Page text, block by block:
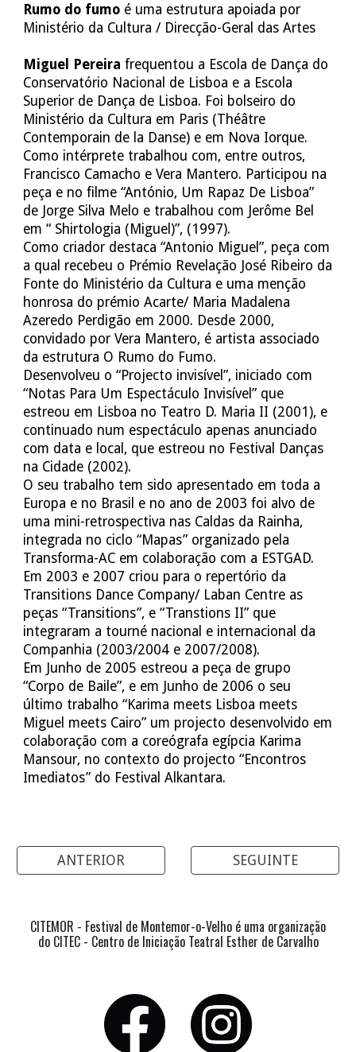
Rumo do fumo é uma estrutura apoiada por
Ministério da Cultura / Direcção-Geral das Artes
Miguel Pereira frequentou a Escola de Dança do
Conservatório Nacional de Lisboa e a Escola
Superior de Dança de Lisboa. Foi bolseiro do
Ministério da Cultura em Paris (Théâtre
Contemporain de la Danse) e em Nova Iorque.
Como intérprete trabalhou com, entre outros,
Francisco Camacho e Vera Mantero. Participou na
peça e no filme “António, Um Rapaz De Lisboa”
de Jorge Silva Melo e trabalhou com Jerôme Bel
em “ Shirtologia (Miguel)”, (1997).
Como criador destaca “Antonio Miguel”, peça com
a qual recebeu o Prémio Revelação José Ribeiro da
Fonte do Ministério da Cultura e uma menção
honrosa do prémio Acarte/ Maria Madalena
Azeredo Perdigão em 2000. Desde 2000,
convidado por Vera Mantero, é artista associado
da estrutura O Rumo do Fumo.
Desenvolveu o “Projecto invisível”, iniciado com
“Notas Para Um Espectáculo Invisível” que
estreou em Lisboa no Teatro D. Maria II (2001), e
continuado num espectáculo apenas anunciado
com data e local, que estreou no Festival Danças
na Cidade (2002).
O seu trabalho tem sido apresentado em toda a
Europa e no Brasil e no ano de 2003 foi alvo de
uma mini-retrospectiva nas Caldas da Rainha,
integrada no ciclo “Mapas” organizado pela
Transforma-AC em colaboração com a ESTGAD.
Em 2003 e 2007 criou para o repertório da
Transitions Dance Company/ Laban Centre as
peças “Transitions”, e “Transtions II” que
integraram a tourné nacional e internacional da
Companhia (2003/2004 e 2007/2008).
Em Junho de 2005 estreou a peça de grupo
“Corpo de Baile”, e em Junho de 2006 o seu
último trabalho “Karima meets Lisboa meets
Miguel meets Cairo” um projecto desenvolvido em
colaboração com a coreógrafa egípcia Karima
Mansour, no contexto do projecto “Encontros
Imediatos” do Festival Alkantara.
ANTERIOR SEGUINTE
CITEMOR - Festival de Montemor-o-Velho é uma organização
do CITEC - Centro de Iniciação Teatral Esther de Carvalho